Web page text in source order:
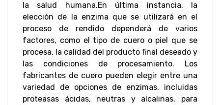
la salud humana.En última instancia, la
elección de la enzima que se utilizará en el
proceso de rendido dependerá de varios
factores, como el tipo de cuero o piel que se
procesa, la calidad del producto final deseado y
las condiciones de procesamiento. Los
fabricantes de cuero pueden elegir entre una
variedad de opciones de enzimas, incluidas
proteasas ácidas, neutras y alcalinas, para